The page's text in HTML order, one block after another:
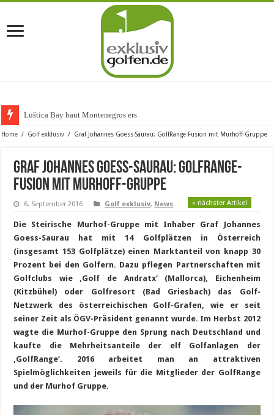
Luštica Bay baut Montenegros erste Golf-
Home / Golf exklusiv / Graf Johannes Goess-Saurau: GolfRange-Fusion mit Murhoff-Gruppe
Graf Johannes Goess-Saurau: GolfRange-
Fusion mit Murhoff-Gruppe
6. September 2016 Golf exklusiv, News » nächster Artikel
Die Steirische Murhof-Gruppe mit Inhaber Graf Johannes
Goess-Saurau hat mit 14 Golfplätzen in Österreich
(insgesamt 153 Golfplätze) einen Marktanteil von knapp 30
Prozent bei den Golfern. Dazu pflegen Partnerschaften mit
Golfclubs wie ‚Golf de Andratx‘ (Mallorca), Eichenheim
(Kitzbühel) oder Golfresort (Bad Griesbach) das Golf-
Netzwerk des österreichischen Golf-Grafen, wie er seit
seiner Zeit als ÖGV-Präsident genannt wurde. Im Herbst 2012
wagte die Murhof-Gruppe den Sprung nach Deutschland und
kaufte die Mehrheitsanteile der elf Golfanlagen der
‚GolfRange‘. 2016 arbeitet man an attraktiven
Spielmöglichkeiten jeweils für die Mitglieder der GolfRange
und der Murhof Gruppe.